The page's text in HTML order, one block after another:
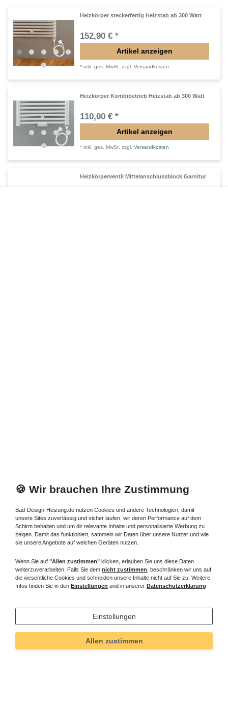
Heizkörper steckerfertig Heizstab ab 300 Watt
152,90 € *
Artikel anzeigen
*inkl. ges. MwSt. zzgl.Versandkosten
Heizkörper Kombibetrieb Heizstab ab 300 Watt
110,00 € *
Artikel anzeigen
*inkl. ges. MwSt. zzgl.Versandkosten
Heizkörperventil Mittelanschlussblock Garnitur
🍪 Wir brauchen Ihre Zustimmung
Bad-Design-Heizung.de nutzen Cookies und andere Technologien, damit
unsere Sites zuverlässig und sicher laufen, wir deren Performance auf dem
Schirm behalten und um dir relevante Inhalte und personalisierte Werbung zu
zeigen. Damit das funktioniert, sammeln wir Daten über unsere Nutzer und wie
sie unsere Angebote auf welchen Geräten nutzen.
Wenn Sie auf "Allen zustimmen" klicken, erlauben Sie uns diese Daten
weiterzuverarbeiten. Falls Sie dem nicht zustimmen , beschränken wir uns auf
die wesentliche Cookies und schneiden unsere Inhalte nicht auf Sie zu. Weitere
Infos finden Sie in den Einstellungen und in unserer Datenschutzerklärung
Einstellungen
Allen zustimmen